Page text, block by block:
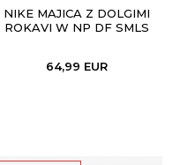
NIKE MAJICA Z DOLGIMI
ROKAVI W NP DF SMLS
64,99 EUR